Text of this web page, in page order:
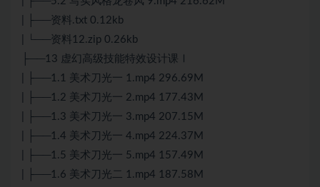
| ├──资料.txt 0.12kb
| └──资料12.zip 0.26kb
├──13 虚幻高级技能特效设计课Ⅰ
| ├──1.1 美术刀光一 1.mp4 296.69M
| ├──1.2 美术刀光一 2.mp4 177.43M
| ├──1.3 美术刀光一 3.mp4 207.15M
| ├──1.4 美术刀光一 4.mp4 224.37M
| ├──1.5 美术刀光一 5.mp4 157.49M
| ├──1.6 美术刀光二 1.mp4 187.58M